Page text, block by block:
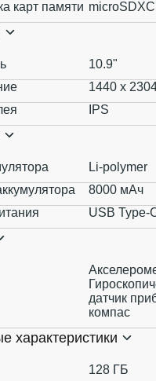
карт памяти microSDXC
10.9"
1440 x
IPS
Li-polymer
8000 мАч
USB Type-
датчик
компас
характеристики
128 ГБ